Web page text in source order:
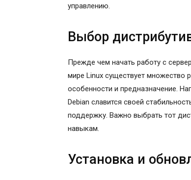
управлению.
Выбор
Прежде чем начать работу с
мире Linux существует множество
особенности и предназначение.
Debian славится своей
поддержку. Важно выбрать тот
навыкам.
Установка и